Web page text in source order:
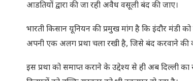
आडतियों द्वारा की जा रही अवैध वसूली बंद की जाए।
भारती किसान यूनियन की प्रमुख मांग है कि इंदौर मंडी
अपनी एक अलग प्रथा चला रखी है, जिसे बंद करवाने की
इस प्रथा को समाप्त कराने के उद्देश्य से ही अब दिल्ली